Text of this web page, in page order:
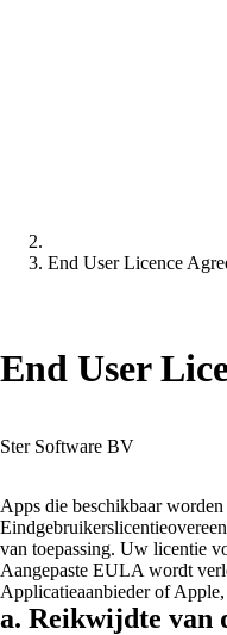
End User Licence
End User
Ster Software BV
Apps die beschikbaar
van toepassing. Uw licentie
Aangepaste EULA wordt
Applicatieaanbieder of
a. Reikwijdte van